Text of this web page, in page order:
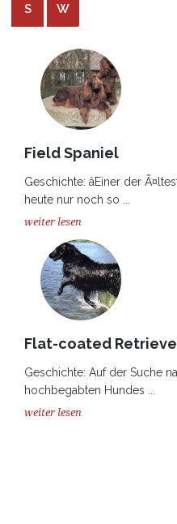
S W
Field Spaniel
Geschichte: âEiner der
heute nur noch so ...
weiter lesen
Flat-coated
Geschichte: Auf der Suche
hochbegabten Hundes ...
weiter lesen